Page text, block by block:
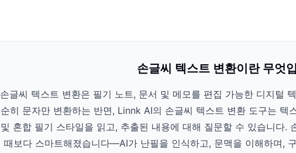
손글씨 텍스트 변환이란 무엇
손글씨 텍스트 변환은 필기 노트, 문서 및 메모를 편집 가능한 디지털
순히 문자만 변환하는 반면, Linnk AI의 손글씨 텍스트 변환 도구는 텍
및 혼합 필기 스타일을 읽고, 추출된 내용에 대해 질문할 수 있습니다.
때보다 스마트해졌습니다—AI가 난필을 인식하고, 문맥을 이해하며,